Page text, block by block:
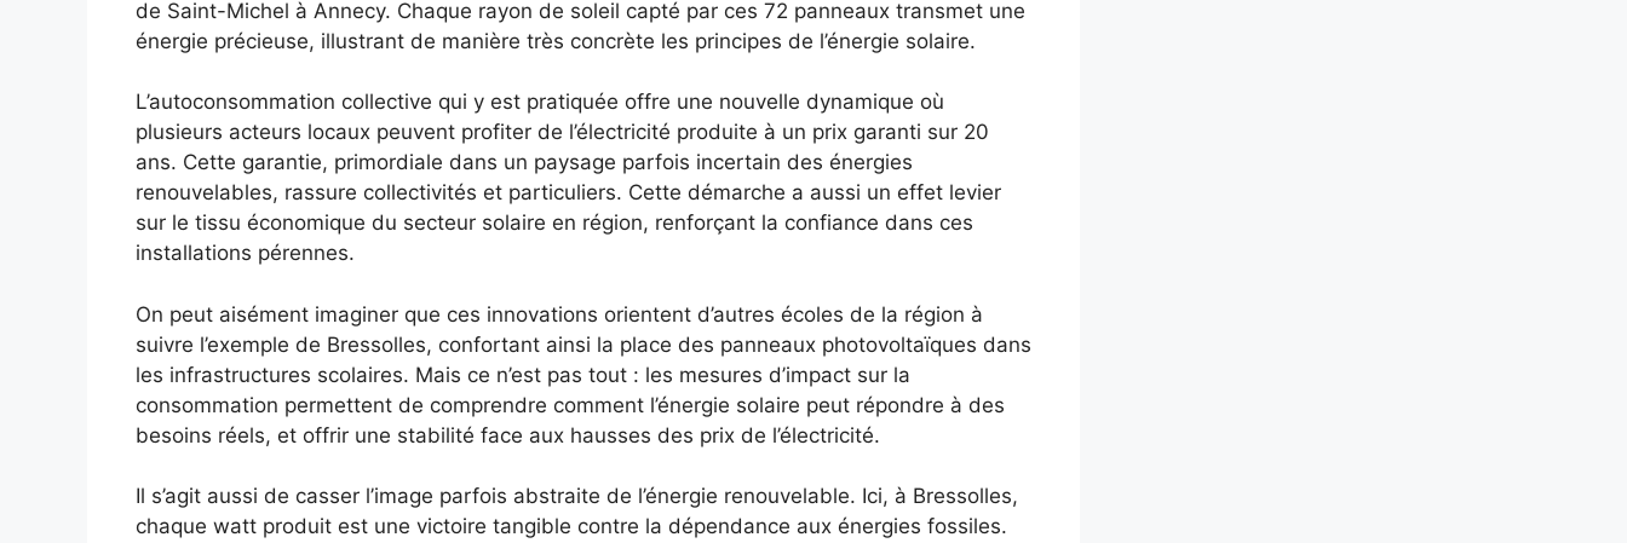
de Saint-Michel à Annecy. Chaque rayon de soleil capté par ces 72 panneaux transmet une
énergie précieuse, illustrant de manière très concrète les principes de l’énergie solaire.
L’autoconsommation collective qui y est pratiquée offre une nouvelle dynamique où
plusieurs acteurs locaux peuvent profiter de l’électricité produite à un prix garanti sur 20
ans. Cette garantie, primordiale dans un paysage parfois incertain des énergies
renouvelables, rassure collectivités et particuliers. Cette démarche a aussi un effet levier
sur le tissu économique du secteur solaire en région, renforçant la confiance dans ces
installations pérennes.
On peut aisément imaginer que ces innovations orientent d’autres écoles de la région à
suivre l’exemple de Bressolles, confortant ainsi la place des panneaux photovoltaïques dans
les infrastructures scolaires. Mais ce n’est pas tout : les mesures d’impact sur la
consommation permettent de comprendre comment l’énergie solaire peut répondre à des
besoins réels, et offrir une stabilité face aux hausses des prix de l’électricité.
Il s’agit aussi de casser l’image parfois abstraite de l’énergie renouvelable. Ici, à Bressolles,
chaque watt produit est une victoire tangible contre la dépendance aux énergies fossiles.